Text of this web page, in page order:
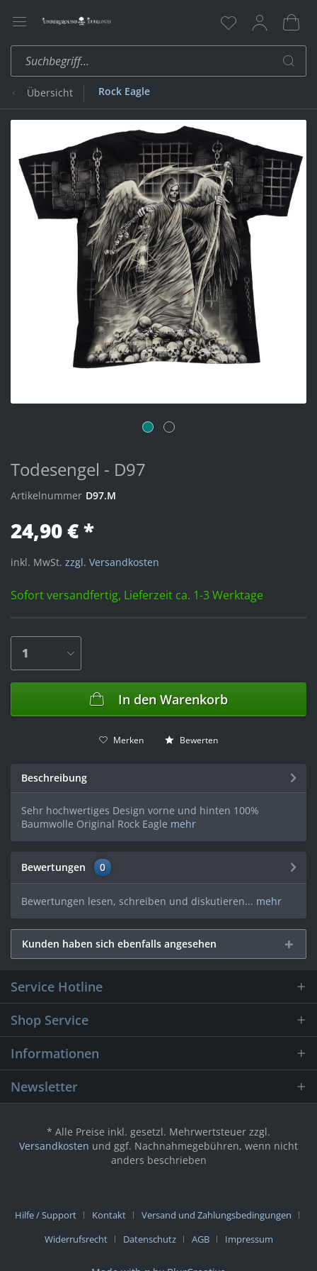
Übersicht Rock Eagle
Todesengel - D97
Artikelnummer D97.M
24,90 € *
inkl. MwSt. zzgl. Versandkosten
Sofort versandfertig, Lieferzeit ca. 1-3 Werktage
In den Warenkorb
Merken Bewerten
Beschreibung
Sehr hochwertiges Design vorne und hinten 100%
Baumwolle Original Rock Eagle mehr
Bewertungen 0
Bewertungen lesen, schreiben und diskutieren... mehr
Kunden haben sich ebenfalls angesehen
Service Hotline
Shop Service
Informationen
Newsletter
* Alle Preise inkl. gesetzl. Mehrwertsteuer zzgl.
Versandkosten und ggf. Nachnahmegebühren, wenn nicht
anders beschrieben
Hilfe / Support Kontakt
Versand und Zahlungsbedingungen
Widerrufsrecht
Datenschutz AGB Impressum